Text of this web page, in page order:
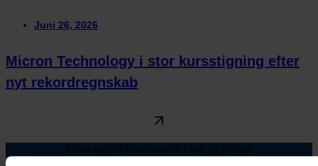
Juni 26, 2026
Micron Technology i stor kursstigning efter
nyt rekordregnskab
Vores nyhedsbrev adskiller støj og indsigt